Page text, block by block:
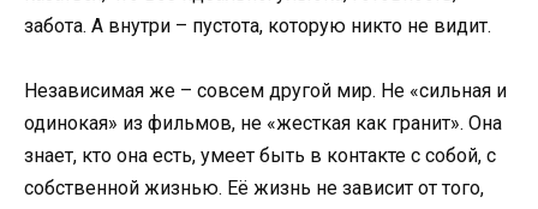
забота. А внутри – пустота, которую никто не видит.
Независимая же – совсем другой мир. Не «сильная и
одинокая» из фильмов, не «жесткая как гранит». Она
знает, кто она есть, умеет быть в контакте с собой, с
собственной жизнью. Её жизнь не зависит от того,